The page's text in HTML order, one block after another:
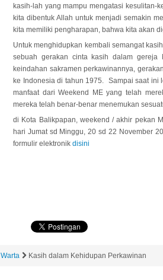
kasih-lah yang mampu mengatasi
kita dibentuk Allah untuk menjadi semakin
kita memiliki pengharapan, bahwa kita akan
Untuk menghidupkan kembali semangat
sebuah gerakan cinta kasih dalam gereja
keindahan sakramen perkawinannya,
ke Indonesia di tahun 1975. Sampai saat ini
manfaat dari Weekend ME yang telah
mereka telah benar-benar menemukan
di Kota Balikpapan, weekend / akhir pekan
hari Jumat sd Minggu, 20 sd 22 November
formulir elektronik disini
Warta Kasih dalam Kehidupan Perkawinan